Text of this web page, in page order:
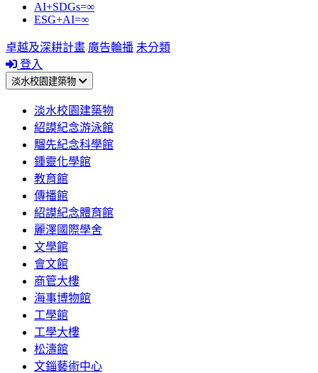
AI+SDGs=∞
ESG+AI=∞
卓越及深耕計畫 廣告輪播 未分類
登入
淡水校園建築物
淡水校園建築物
紹謨紀念游泳館
騮先紀念科學館
鍾靈化學館
教育館
傳播館
紹謨紀念體育館
麗澤國際學舍
文學館
會文館
商管大樓
海事博物館
工學館
工學大樓
松濤館
文錙藝術中心